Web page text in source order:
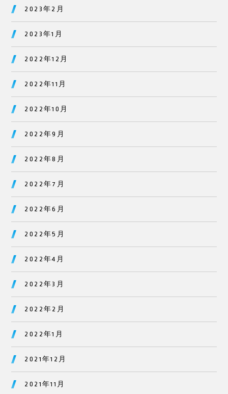
2023年2月
2023年1月
2022年12月
2022年11月
2022年10月
2022年9月
2022年8月
2022年7月
2022年6月
2022年5月
2022年4月
2022年3月
2022年2月
2022年1月
2021年12月
2021年11月